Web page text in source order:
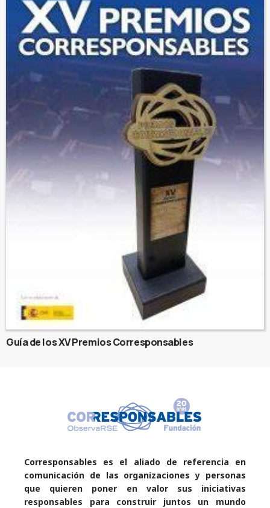
Guía de los XV Premios Corresponsables
Corresponsables es el aliado de referencia en
comunicación de las organizaciones y personas
que quieren poner en valor sus iniciativas
responsables para construir juntos un mundo